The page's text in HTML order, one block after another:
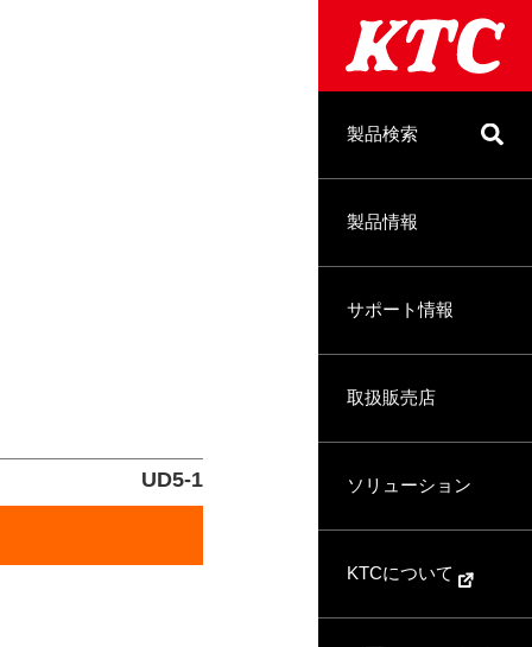
製品検索
製品情報
サポート情報
取扱販売店
ソリューション
KTCについて
UD5-1